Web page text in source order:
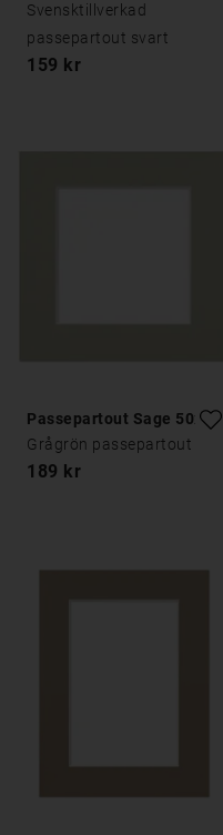
Svensktillverkad
passepartout svart
159 kr
Passepartout Sage 50x50
Grågrön passepartout
189 kr